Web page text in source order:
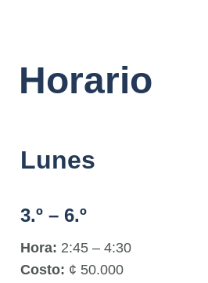
Horario
Lunes
3.º – 6.º
Hora: 2:45 – 4:30
Costo: ¢ 50.000